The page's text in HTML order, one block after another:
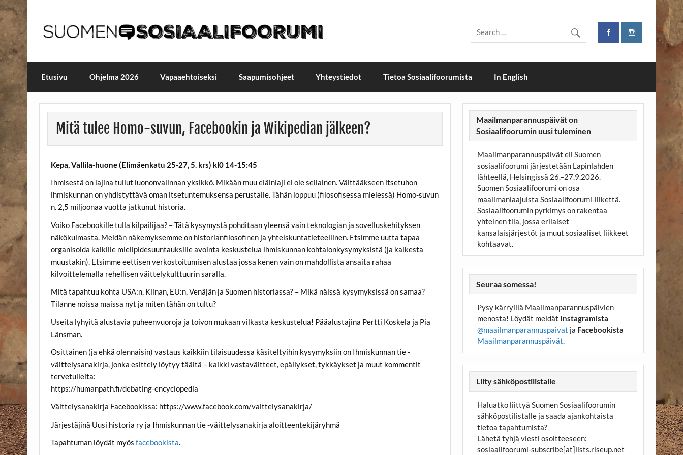
Skip
to
content
Maailmanparannuspäivät / Suomen Sosiaalifoorumi
Maailmanparannuspäivät Lapinlahden Lähteellä, Helsingissä 26.–27.9.2026
Etusivu Ohjelma 2026 Vapaaehtoiseksi Saapumisohjeet Yhteystiedot Tietoa Sosiaalifoorumista In English
Mitä tulee Homo-suvun, Facebookin ja Wikipedian jälkeen?
Kepa, Vallila-huone (Elimäenkatu 25-27, 5. krs) kl0 14-15:45
Ihmisestä on lajina tullut luononvalinnan yksikkö. Mikään muu eläinlaji ei ole sellainen. Välttääkseen itsetuhon
ihmiskunnan on yhdistyttävä oman itsetuntemuksensa perustalle. Tähän loppuu (filosofisessa mielessä) Homo-suvun
n. 2,5 miljoonaa vuotta jatkunut historia.
Voiko Facebookille tulla kilpailijaa? – Tätä kysymystä pohditaan yleensä vain teknologian ja sovelluskehityksen
näkökulmasta. Meidän näkemyksemme on historianfilosofinen ja yhteiskuntatieteellinen. Etsimme uutta tapaa
organisoida kaikille mielipidesuuntauksille avointa keskustelua ihmiskunnan kohtalonkysymyksistä (ja kaikesta
muustakin). Etsimme eettisen verkostoitumisen alustaa jossa kenen vain on mahdollista ansaita rahaa
kilvoittelemalla rehellisen väittelykulttuurin saralla.
Mitä tapahtuu kohta USA:n, Kiinan, EU:n, Venäjän ja Suomen historiassa? – Mikä näissä kysymyksissä on samaa?
Tilanne noissa maissa nyt ja miten tähän on tultu?
Useita lyhyitä alustavia puheenvuoroja ja toivon mukaan vilkasta keskustelua! Pääalustajina Pertti Koskela ja Pia
Länsman.
Osittainen (ja ehkä olennaisin) vastaus kaikkiin tilaisuudessa käsiteltyihin kysymyksiin on Ihmiskunnan tie -
väittelysanakirja, jonka esittely löytyy täältä – kaikki vastaväitteet, epäilykset, tykkäykset ja muut kommentit
tervetulleita:
https://humanpath.fi/debating-encyclopedia
Väittelysanakirja Facebookissa: https://www.facebook.com/vaittelysanakirja/
Järjestäjinä Uusi historia ry ja Ihmiskunnan tie -väittelysanakirja aloitteentekijäryhmä
Tapahtuman löydät myösfacebookista.
Maailmanparannuspäivät on
Sosiaalifoorumin uusi tuleminen
Maailmanparannuspäivät eli Suomen
sosiaalifoorumi järjestetään Lapinlahden
lähteellä, Helsingissä 26.–27.9.2026.
Suomen Sosiaalifoorumi on osa
maailmanlaajuista Sosiaalifoorumi-liikettä.
Sosiaalifoorumin pyrkimys on rakentaa
yhteinen tila, jossa erilaiset
kansalaisjärjestöt ja muut sosiaaliset liikkeet
kohtaavat.
Seuraa somessa!
Pysy kärryillä Maailmanparannuspäivien
menosta! Löydät meidät Instagramista
@maailmanparannuspaivat ja Facebookista
Maailmanparannuspäivät.
Liity sähköpostilistalle
Haluatko liittyä Suomen Sosiaalifoorumin
sähköpostilistalle ja saada ajankohtaista
tietoa tapahtumista?
Lähetä tyhjä viesti osoitteeseen:
sosiaalifoorumi-subscribe[at]lists.riseup.net